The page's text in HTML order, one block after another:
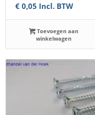
€ 0,05 Incl. BTW
Toevoegen aan
winkelwagen